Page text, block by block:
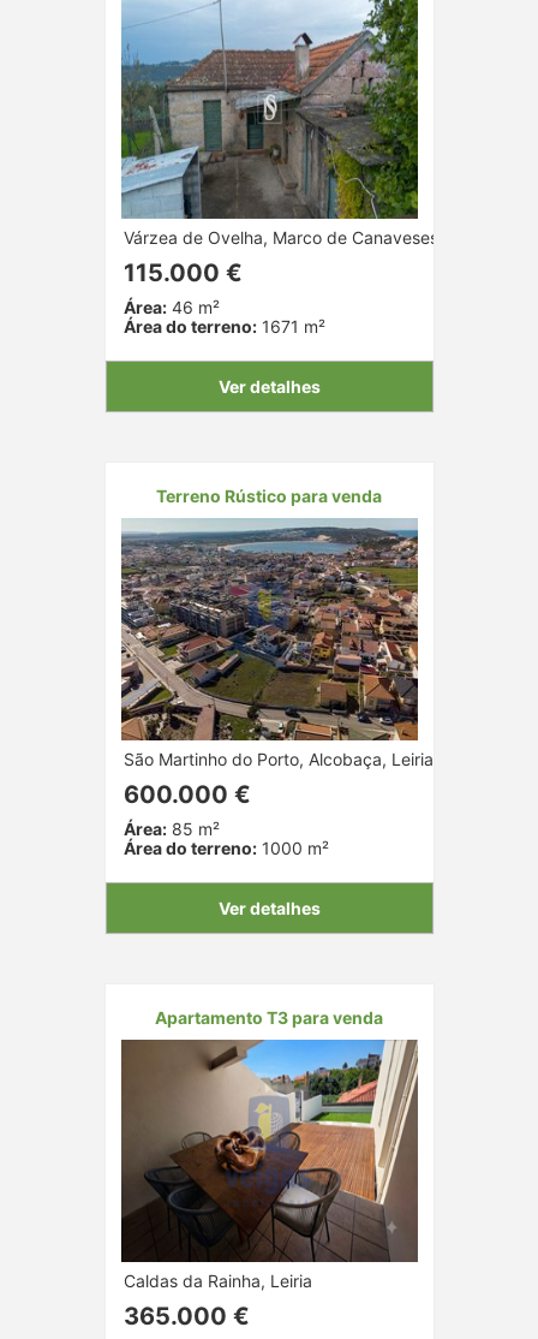
Várzea de Ovelha, Marco de Canaveses, Porto
115.000 €
Área:46 m²
Área do terreno:1671 m²
Ver detalhes
Terreno Rústico para venda
São Martinho do Porto, Alcobaça, Leiria
600.000 €
Área:85 m²
Área do terreno:1000 m²
Ver detalhes
Apartamento T3 para venda
Caldas da Rainha, Leiria
365.000 €